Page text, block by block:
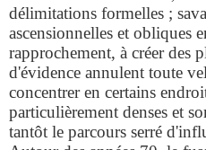
délimitations formelles ;
ascensionnelles et obliques
rapprochement, à créer des
d'évidence annulent toute
concentrer en certains
particulièrement denses et
tantôt le parcours serré